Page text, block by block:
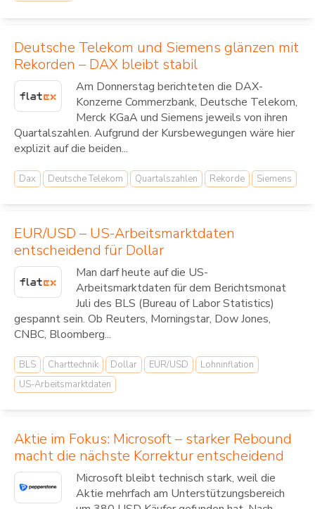
Deutsche Telekom und Siemens glänzen mit
Rekorden – DAX bleibt stabil
Am Donnerstag berichteten die DAX-
Konzerne Commerzbank, Deutsche Telekom,
Merck KGaA und Siemens jeweils von ihren
Quartalszahlen. Aufgrund der Kursbewegungen wäre hier
explizit auf die beiden...
Dax Deutsche Telekom Quartalszahlen Rekorde Siemens
EUR/USD – US-Arbeitsmarktdaten
entscheidend für Dollar
Man darf heute auf die US-
Arbeitsmarktdaten für dem Berichtsmonat
Juli des BLS (Bureau of Labor Statistics)
gespannt sein. Ob Reuters, Morningstar, Dow Jones,
CNBC, Bloomberg...
BLS Charttechnik Dollar EUR/USD
Lohninflation
US-Arbeitsmarktdaten
Aktie im Fokus: Microsoft – starker Rebound
macht die nächste Korrektur entscheidend
Microsoft bleibt technisch stark, weil die
Aktie mehrfach am Unterstützungsbereich